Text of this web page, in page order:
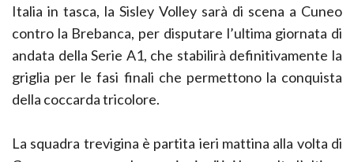
Italia in tasca, la Sisley Volley sarà di scena a Cuneo
contro la Brebanca, per disputare l’ultima giornata di
andata della Serie A1, che stabilirà definitivamente la
griglia per le fasi finali che permettono la conquista
della coccarda tricolore.
La squadra trevigina è partita ieri mattina alla volta di